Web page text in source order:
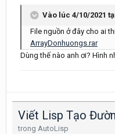
Vào lúc 4/10/2021
File nguồn ở đây cho ai
ArrayDonhuongs.rar
Dùng thế nào anh ơi? Hình
Viết Lisp Tạo
trong AutoLisp